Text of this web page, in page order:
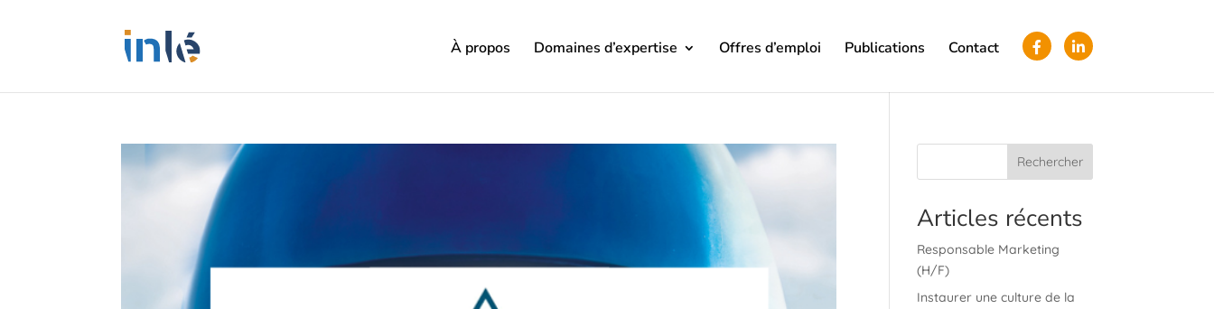
À propos Domaines d’expertise Offres d’emploi Publications Contact
Rechercher
Articles récents
Responsable Marketing
(H/F)
Instaurer une culture de la